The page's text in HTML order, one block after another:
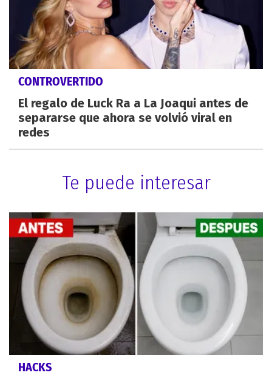
CONTROVERTIDO
El regalo de Luck Ra a La Joaqui antes de
separarse que ahora se volvió viral en
redes
Te puede interesar
HACKS